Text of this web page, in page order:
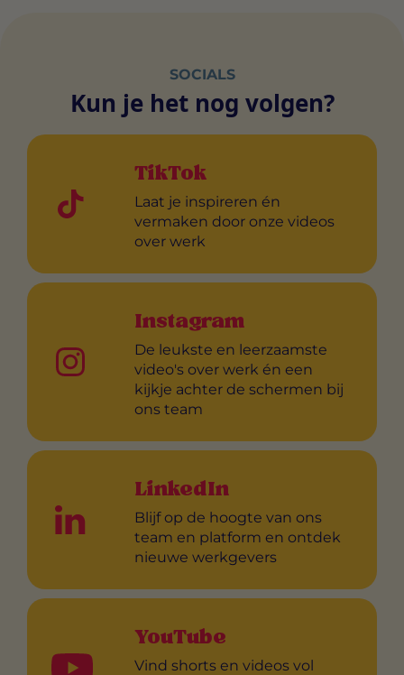
SOCIALS
Kun je het nog volgen?
TikTok
Laat je inspireren én
vermaken door onze videos
over werk
Instagram
De leukste en leerzaamste
video's over werk én een
kijkje achter de schermen bij
ons team
LinkedIn
Blijf op de hoogte van ons
team en platform en ontdek
nieuwe werkgevers
YouTube
Vind shorts en videos vol